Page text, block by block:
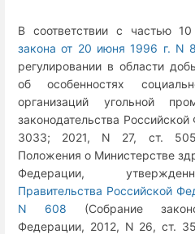
В соответствии с частью
закона от 20 июня 1996 г. N
регулировании в области
об особенностях
организаций угольной
законодательства
3033; 2021, N 27, ст.
Положения о Министерстве
Федерации,
Правительства Российской
N 608 (Собрание
Федерации, 2012, N 26, ст.